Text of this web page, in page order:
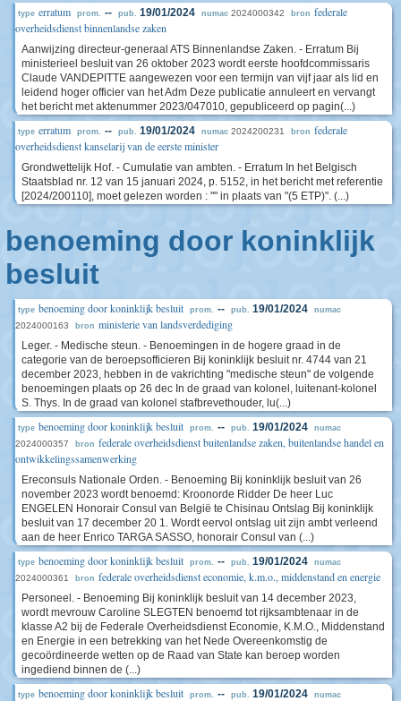
type erratum prom. -- pub. 19/01/2024 numac 2024000342 bron federale
overheidsdienst binnenlandse zaken
Aanwijzing directeur-generaal ATS Binnenlandse Zaken. - Erratum Bij
ministerieel besluit van 26 oktober 2023 wordt eerste hoofdcommissaris
Claude VANDEPITTE aangewezen voor een termijn van vijf jaar als lid en
leidend hoger officier van het Adm Deze publicatie annuleert en vervangt
het bericht met aktenummer 2023/047010, gepubliceerd op pagin(...)
type erratum prom. -- pub. 19/01/2024 numac 2024200231 bron federale
overheidsdienst kanselarij van de eerste minister
Grondwettelijk Hof. - Cumulatie van ambten. - Erratum In het Belgisch
Staatsblad nr. 12 van 15 januari 2024, p. 5152, in het bericht met referentie
[2024/200110], moet gelezen worden : "" in plaats van "(5 ETP)". (...)
benoeming door koninklijk
besluit
type benoeming door koninklijk besluit prom. -- pub. 19/01/2024 numac
2024000163 bron ministerie van landsverdediging
Leger. - Medische steun. - Benoemingen in de hogere graad in de
categorie van de beroepsofficieren Bij koninklijk besluit nr. 4744 van 21
december 2023, hebben in de vakrichting "medische steun" de volgende
benoemingen plaats op 26 dec In de graad van kolonel, luitenant-kolonel
S. Thys. In de graad van kolonel stafbrevethouder, lu(...)
type benoeming door koninklijk besluit prom. -- pub. 19/01/2024 numac
2024000357 bron federale overheidsdienst buitenlandse zaken, buitenlandse handel en
ontwikkelingssamenwerking
Ereconsuls Nationale Orden. - Benoeming Bij koninklijk besluit van 26
november 2023 wordt benoemd: Kroonorde Ridder De heer Luc
ENGELEN Honorair Consul van België te Chisinau Ontslag Bij koninklijk
besluit van 17 december 20 1. Wordt eervol ontslag uit zijn ambt verleend
aan de heer Enrico TARGA SASSO, honorair Consul van (...)
type benoeming door koninklijk besluit prom. -- pub. 19/01/2024 numac
2024000361 bron federale overheidsdienst economie, k.m.o., middenstand en energie
Personeel. - Benoeming Bij koninklijk besluit van 14 december 2023,
wordt mevrouw Caroline SLEGTEN benoemd tot rijksambtenaar in de
klasse A2 bij de Federale Overheidsdienst Economie, K.M.O., Middenstand
en Energie in een betrekking van het Nede Overeenkomstig de
gecoördineerde wetten op de Raad van State kan beroep worden
ingediend binnen de (...)
type benoeming door koninklijk besluit prom. -- pub. 19/01/2024 numac